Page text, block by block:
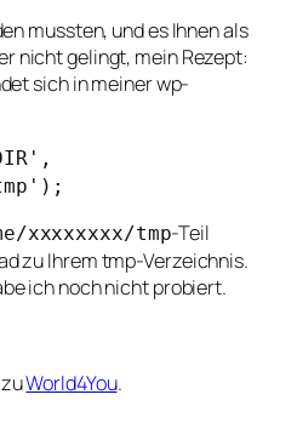
mussten, und es Ihnen als
nicht gelingt, mein Rezept:
sich in meiner wp-
xxxxxxxx/tmp-Teil
zu Ihrem tmp-Verzeichnis.
ich noch nicht probiert.
zuWorld4You.